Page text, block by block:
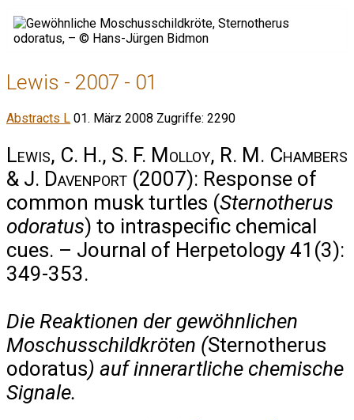
Lewis - 2007 - 01
Abstracts L 01. März 2008 Zugriffe: 2290
Lewis, C. H., S. F. Molloy, R. M. Chambers
& J. Davenport (2007): Response of
common musk turtles (Sternotherus
odoratus) to intraspecific chemical
cues. – Journal of Herpetology 41(3):
349-353.
Die Reaktionen der gewöhnlichen
Moschusschildkröten (Sternotherus
odoratus) auf innerartliche chemische
Signale.